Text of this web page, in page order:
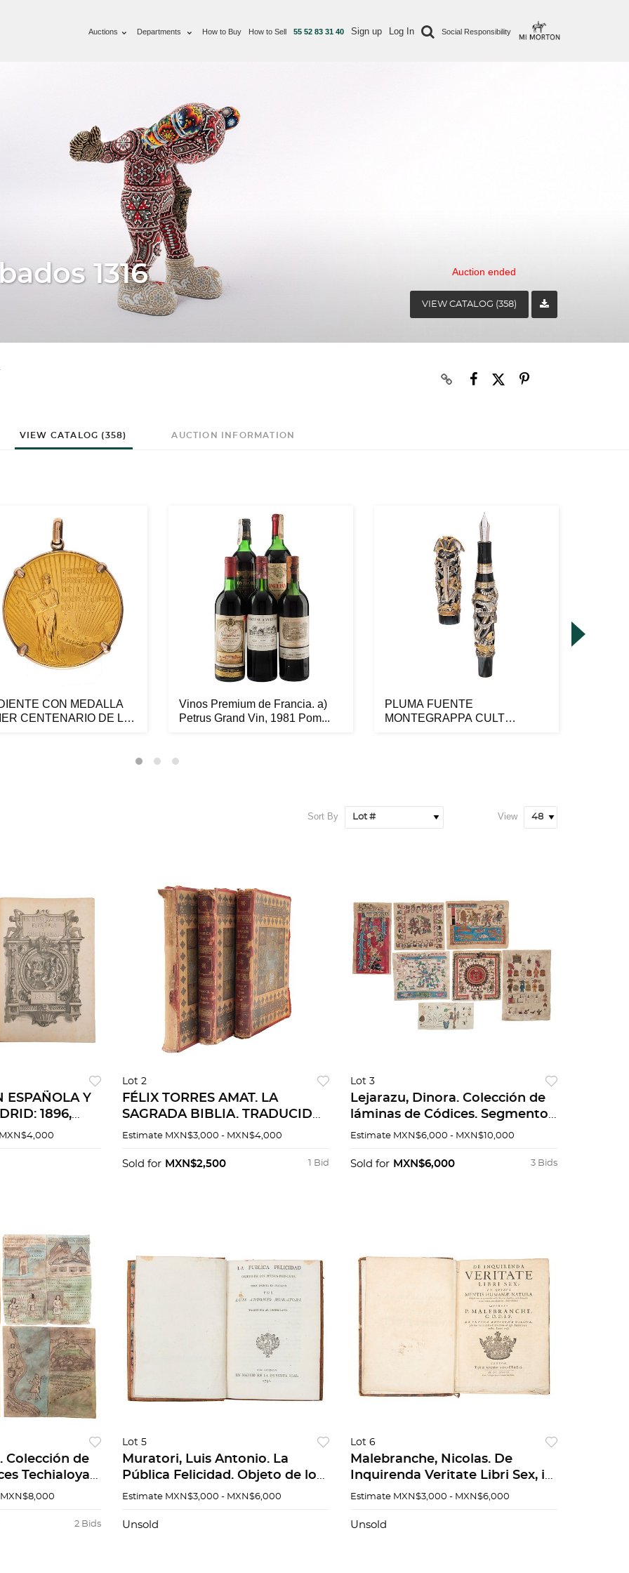
Auctions Departments How to Buy How to Sell 55 52 83 31 40 Sign up Log In Social Responsibility
1316 Auction ended
VIEW CATALOG (358)
VIEW CATALOG (358) AUCTION INFORMATION
CON MEDALLA
CENTENARIO DE LA
Vinos Premium de Francia. a)
Petrus Grand Vin, 1981 Pom...
PLUMA FUENTE
MONTEGRAPPA CULT
Sort By View
ESPAÑOLA Y
1896,
XL, XLIII y
Lot 2
FÉLIX TORRES AMAT. LA
SAGRADA BIBLIA. TRADUCIDA
DE LA VULGATA LATINA AL
Piezas: 3.
Estimate MXN$3,000 - MXN$4,000
1 Bid
Sold for MXN$2,500
Lot 3
Lejarazu, Dinora. Colección de
láminas de Códices. Segmentos
de códices. Piezas: 7
Estimate MXN$6,000 - MXN$10,000
3 Bids
Sold for MXN$6,000
Colección de
Techialoyan
2 Bids
Lot 5
Muratori, Luis Antonio. La
Pública Felicidad. Objeto de los
Buenos Príncipes. Madrid:
Estimate MXN$3,000 - MXN$6,000
Unsold
Lot 6
Malebranche, Nicolas. De
Inquirenda Veritate Libri Sex, in
Quibus Mentis Humanæ Natura
Estimate MXN$3,000 - MXN$6,000
Unsold